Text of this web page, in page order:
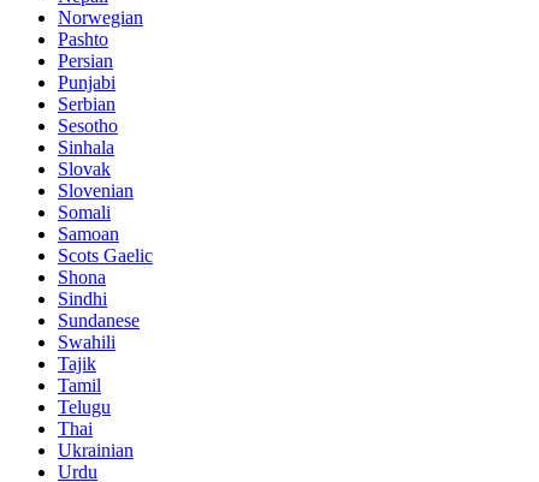
Norwegian
Pashto
Persian
Punjabi
Serbian
Sesotho
Sinhala
Slovak
Slovenian
Somali
Samoan
Scots Gaelic
Shona
Sindhi
Sundanese
Swahili
Tajik
Tamil
Telugu
Thai
Ukrainian
Urdu